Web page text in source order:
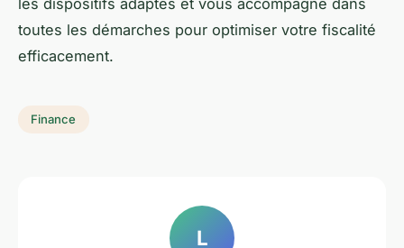
toutes les démarches pour optimiser votre fiscalité
efficacement.
Finance
L